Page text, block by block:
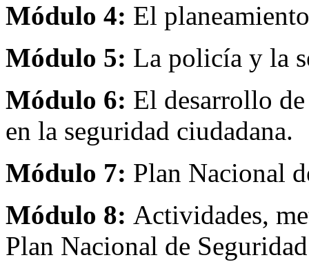
Módulo 4: El
Módulo 5: La policía y la
Módulo 6: El desarrollo
en la seguridad ciudadana.
Módulo 7: Plan Nacional
Módulo 8: Actividades,
Plan Nacional de